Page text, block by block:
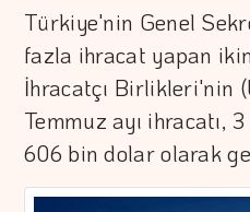
Türkiye'nin Genel
fazla ihracat yapan
İhracatçı Birlikleri'nin
Temmuz ayı ihracatı,
606 bin dolar olarak